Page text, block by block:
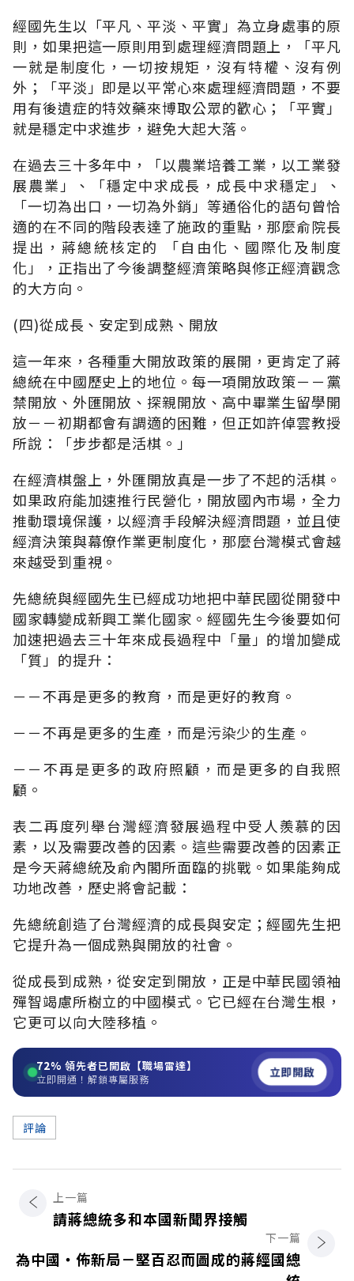
經國先生以「平凡、平淡、平實」為立身處事的原
則，如果把這一原則用到處理經濟問題上，「平凡
一就是制度化，一切按規矩，沒有特權、沒有例
外；「平淡」即是以平常心來處理經濟問題，不要
用有後遺症的特效藥來博取公眾的歡心；「平實」
就是穩定中求進步，避免大起大落。
在過去三十多年中，「以農業培養工業，以工業發
展農業」、「穩定中求成長，成長中求穩定」、
「一切為出口，一切為外銷」等通俗化的語句曾恰
適的在不同的階段表達了施政的重點，那麼俞院長
提出，蔣總統核定的 「自由化、國際化及制度
化」，正指出了今後調整經濟策略與修正經濟觀念
的大方向。
(四)從成長、安定到成熟、開放
這一年來，各種重大開放政策的展開，更肯定了蔣
總統在中國歷史上的地位。每一項開放政策－－黨
禁開放、外匯開放、探親開放、高中畢業生留學開
放－－初期都會有調適的困難，但正如許倬雲教授
所說：「步步都是活棋。」
在經濟棋盤上，外匯開放真是一步了不起的活棋。
如果政府能加速推行民營化，開放國內市場，全力
推動環境保護，以經濟手段解決經濟問題，並且使
經濟決策與幕僚作業更制度化，那麼台灣模式會越
來越受到重視。
先總統與經國先生已經成功地把中華民國從開發中
國家轉變成新興工業化國家。經國先生今後要如何
加速把過去三十年來成長過程中「量」的增加變成
「質」的提升：
－－不再是更多的教育，而是更好的教育。
－－不再是更多的生產，而是污染少的生產。
－－不再是更多的政府照顧，而是更多的自我照
顧。
表二再度列舉台灣經濟發展過程中受人羨慕的因
素，以及需要改善的因素。這些需要改善的因素正
是今天蔣總統及俞內閣所面臨的挑戰。如果能夠成
功地改善，歷史將會記載：
先總統創造了台灣經濟的成長與安定；經國先生把
它提升為一個成熟與開放的社會。
從成長到成熟，從安定到開放，正是中華民國領袖
殫智竭慮所樹立的中國模式。它已經在台灣生根，
它更可以向大陸移植。
72% 領先者已開啟【職場雷達】
立即開通！解鎖專屬服務 立即開啟
評論
上一篇
請蔣總統多和本國新聞界接觸
下一篇
為中國‧佈新局－堅百忍而圖成的蔣經國總